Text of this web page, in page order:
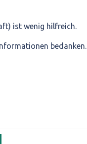
ist wenig hilfreich.
bedanken.